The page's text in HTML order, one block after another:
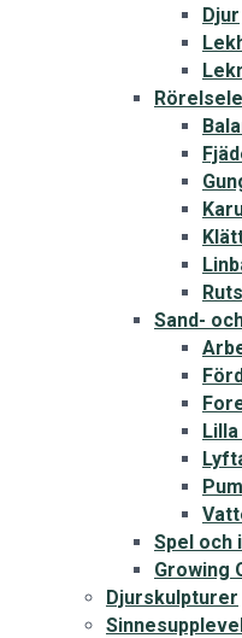
Djur
Sand-
Spel och
Growing
Djurskulpturer